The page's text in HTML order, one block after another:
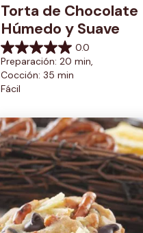
Torta de Chocolate
Húmedo y Suave
0.0
0.0
de
5
estrellas.
Preparación: 20 min,
Cocción: 35 min
Fácil